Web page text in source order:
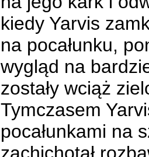
kiedy Yarvis
na pocałunku,
wygląd na
zostały wciąż
Tymczasem
pocałunkami na